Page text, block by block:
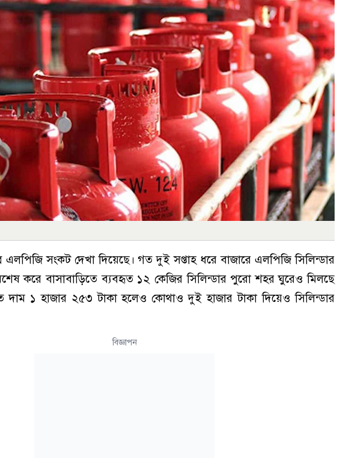
এলপিজি সংকট দেখা দিয়েছে। গত দুই সপ্তাহ ধরে বাজারে এলপিজি সিলিন্ডার
করে বাসাবাড়িতে ব্যবহৃত ১২ কেজির সিলিন্ডার পুরো শহর ঘুরেও মিলছে
দাম ১ হাজার ২৫৩ টাকা হলেও কোথাও দুই হাজার টাকা দিয়েও সিলিন্ডার
বিজ্ঞাপন